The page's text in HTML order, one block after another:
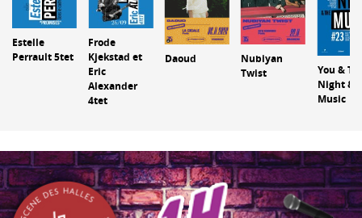
Estelle
Perrault 5tet
Frode
Kjekstad et
Eric
Alexander
4tet
Daoud
Nubiyan
Twist
You &
Night &
Music